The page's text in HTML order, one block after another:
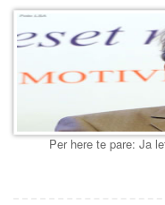
Per here te pare: Ja